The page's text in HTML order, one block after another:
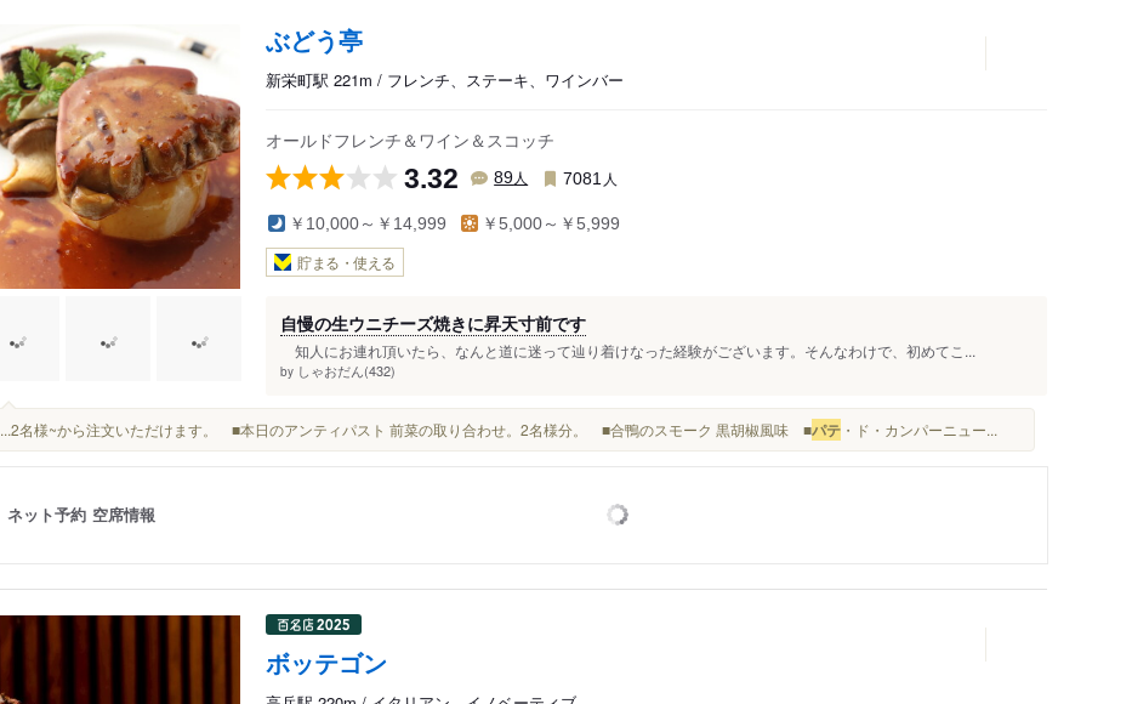
ぶどう亭
新栄町駅 221m / フレンチ、ステーキ、ワインバー
オールドフレンチ＆ワイン＆スコッチ
3.32 89人 7081 人
￥10,000～￥14,999 ￥5,000～￥5,999
貯まる・使える
自慢の生ウニチーズ焼きに昇天寸前です
知人にお連れ頂いたら、なんと道に迷って辿り着けなった経験がございます。そんなわけで、初めてこ...
by しゃおだん(432)
...2名様~から注文いただけます。 ■本日のアンティパスト 前菜の取り合わせ。2名様分。 ■合鴨のスモーク 黒胡椒風味 ■パテ ・ド・カンパーニュー...
ネット予約 空席情報
ボッテゴン